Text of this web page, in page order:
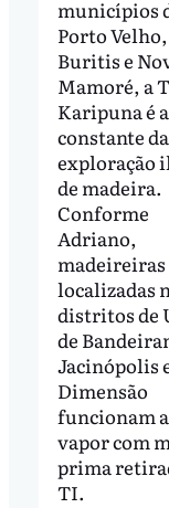
municípios
Porto Velho,
Buritis e
Mamoré, a
Karipuna é
constante da
exploração
de madeira.
Conforme
Adriano,
madeireiras
localizadas
distritos de
de
Jacinópolis
Dimensão
funcionam
vapor com
prima
TI.